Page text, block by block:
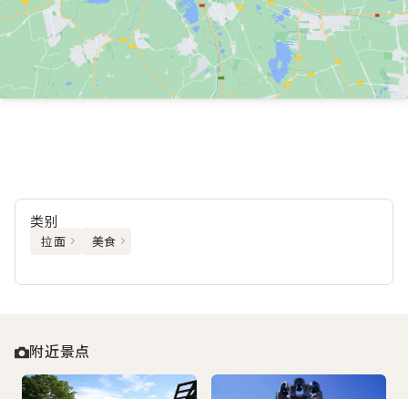
类别
拉面 美食
附近景点